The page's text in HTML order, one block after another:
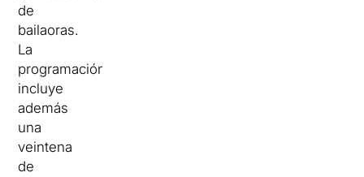
de
bailaoras.
La
programación
incluye
además
una
veintena
de